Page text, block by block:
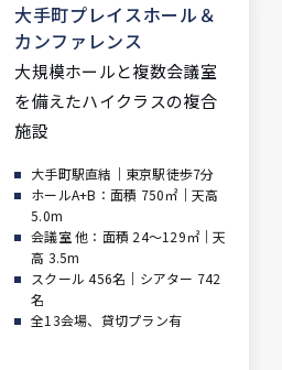
大手町プレイスホール＆
カンファレンス
大規模ホールと複数会議室
を備えたハイクラスの複合
施設
大手町駅直結｜東京駅徒歩7分
ホールA+B：面積 750㎡｜天高
5.0m
会議室 他：面積 24～129㎡｜天
高 3.5m
スクール 456名｜シアター 742
名
全13会場、貸切プラン有